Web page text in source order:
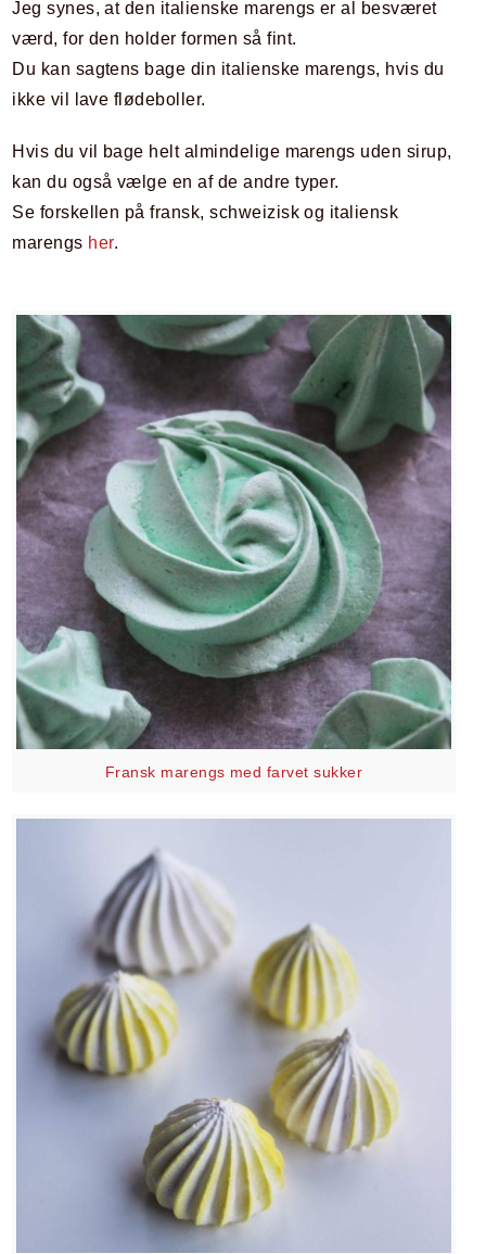
Jeg synes, at den italienske marengs er al besværet
værd, for den holder formen så fint.
Du kan sagtens bage din italienske marengs, hvis du
ikke vil lave flødeboller.
Hvis du vil bage helt almindelige marengs uden sirup,
kan du også vælge en af de andre typer.
Se forskellen på fransk, schweizisk og italiensk
marengs her.
Fransk marengs med farvet sukker